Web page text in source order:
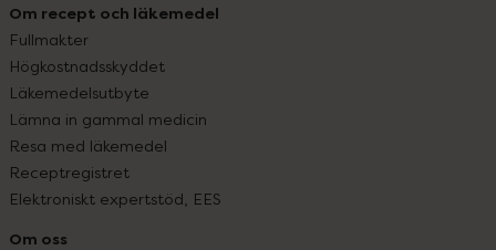
Om recept och läkemedel
Fullmakter
Högkostnadsskyddet
Läkemedelsutbyte
Lämna in gammal medicin
Resa med läkemedel
Receptregistret
Elektroniskt expertstöd, EES
Om oss